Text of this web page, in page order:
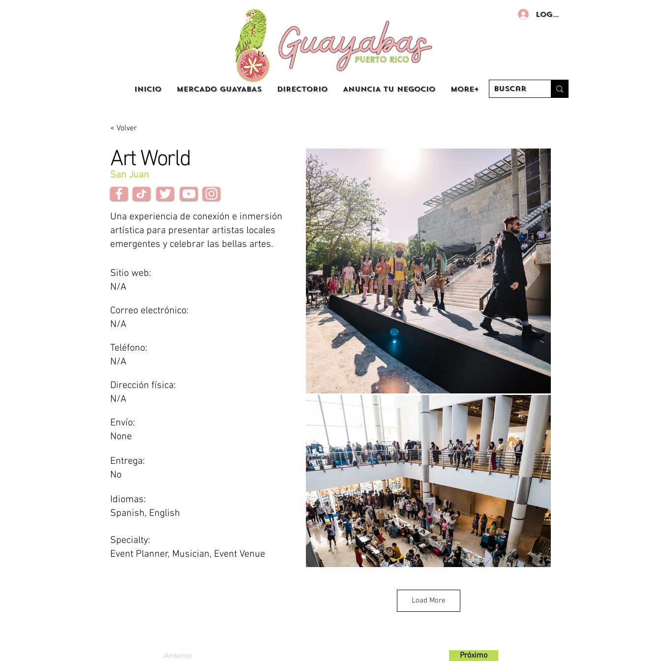
INICIO MERCADO GUAYABAS DIRECTORIO ANUNCIA TU NEGOCIO More+
Log in
< Volver
Art World
San Juan
Una experiencia de conexión e inmersión
artística para presentar artistas locales
emergentes y celebrar las bellas artes.
Sitio web:
N/A
Correo electrónico:
N/A
Teléfono:
N/A
Dirección física:
N/A
Envío:
None
Entrega:
No
Idiomas:
Spanish, English
Specialty:
Event Planner, Musician, Event Venue
Anterior
Load More
Próximo